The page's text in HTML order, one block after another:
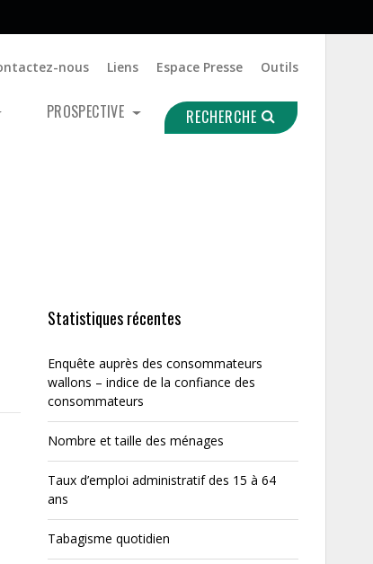
nous Liens Espace Presse Outils
PROSPECTIVE RECHERCHE
Statistiques récentes
Enquête auprès des consommateurs
wallons – indice de la confiance des
consommateurs
Nombre et taille des ménages
Taux d’emploi administratif des 15 à 64
ans
Tabagisme quotidien